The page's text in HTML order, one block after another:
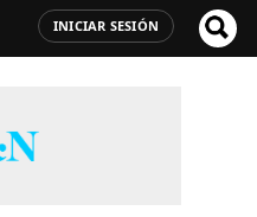
INICIAR SESIÓN